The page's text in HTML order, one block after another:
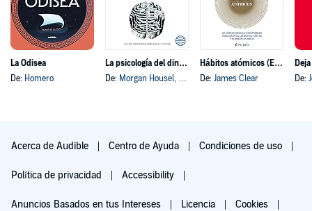
La Odisea
De: Homero
La psicología del dinero
De: Morgan Housel, y otros
Hábitos atómicos (Español neutro)
De: James Clear
De:
Acerca de Audible Centro de Ayuda Condiciones de uso
Política de privacidad Accessibility
Anuncios Basados en tus Intereses Licencia Cookies